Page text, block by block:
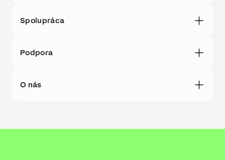
Spolupráca
Podpora
O nás